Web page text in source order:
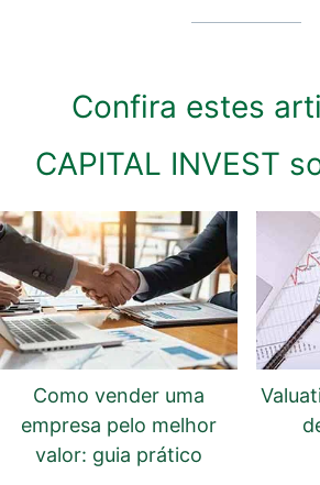
Confira estes
CAPITAL INVEST
Como vender uma
empresa pelo melhor
valor: guia prático